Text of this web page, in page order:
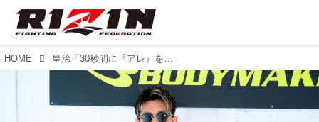
HOME 皇治「30秒間に『アレ』を見せるのでお楽しみに」Yogibo presents RIZIN.24 皇治 公開インタビュー